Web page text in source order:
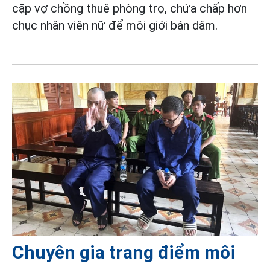
cặp vợ chồng thuê phòng trọ, chứa chấp hơn
chục nhân viên nữ để môi giới bán dâm.
Chuyên gia trang điểm môi